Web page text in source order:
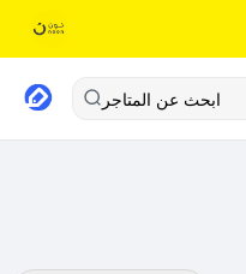
ابحث عن المتاجر